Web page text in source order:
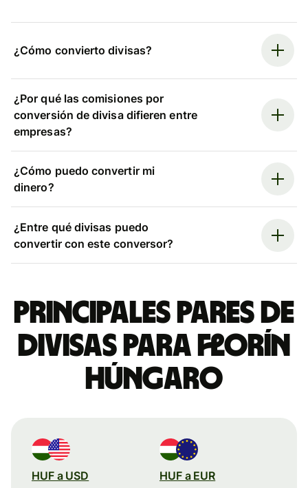
¿Cómo convierto divisas?
¿Por qué las comisiones por
conversión de divisa difieren entre
empresas?
¿Cómo puedo convertir mi
dinero?
¿Entre qué divisas puedo
convertir con este conversor?
Principales pares de
divisas para florín
húngaro
HUF a USD HUF a EUR